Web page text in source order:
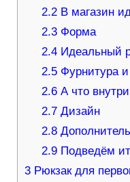
2.2 В магазин
2.3 Форма
2.4 Идеальный
2.5 Фурнитура
2.6 А что
2.7 Дизайн
2.8
2.9 Подведём
3Рюкзак для